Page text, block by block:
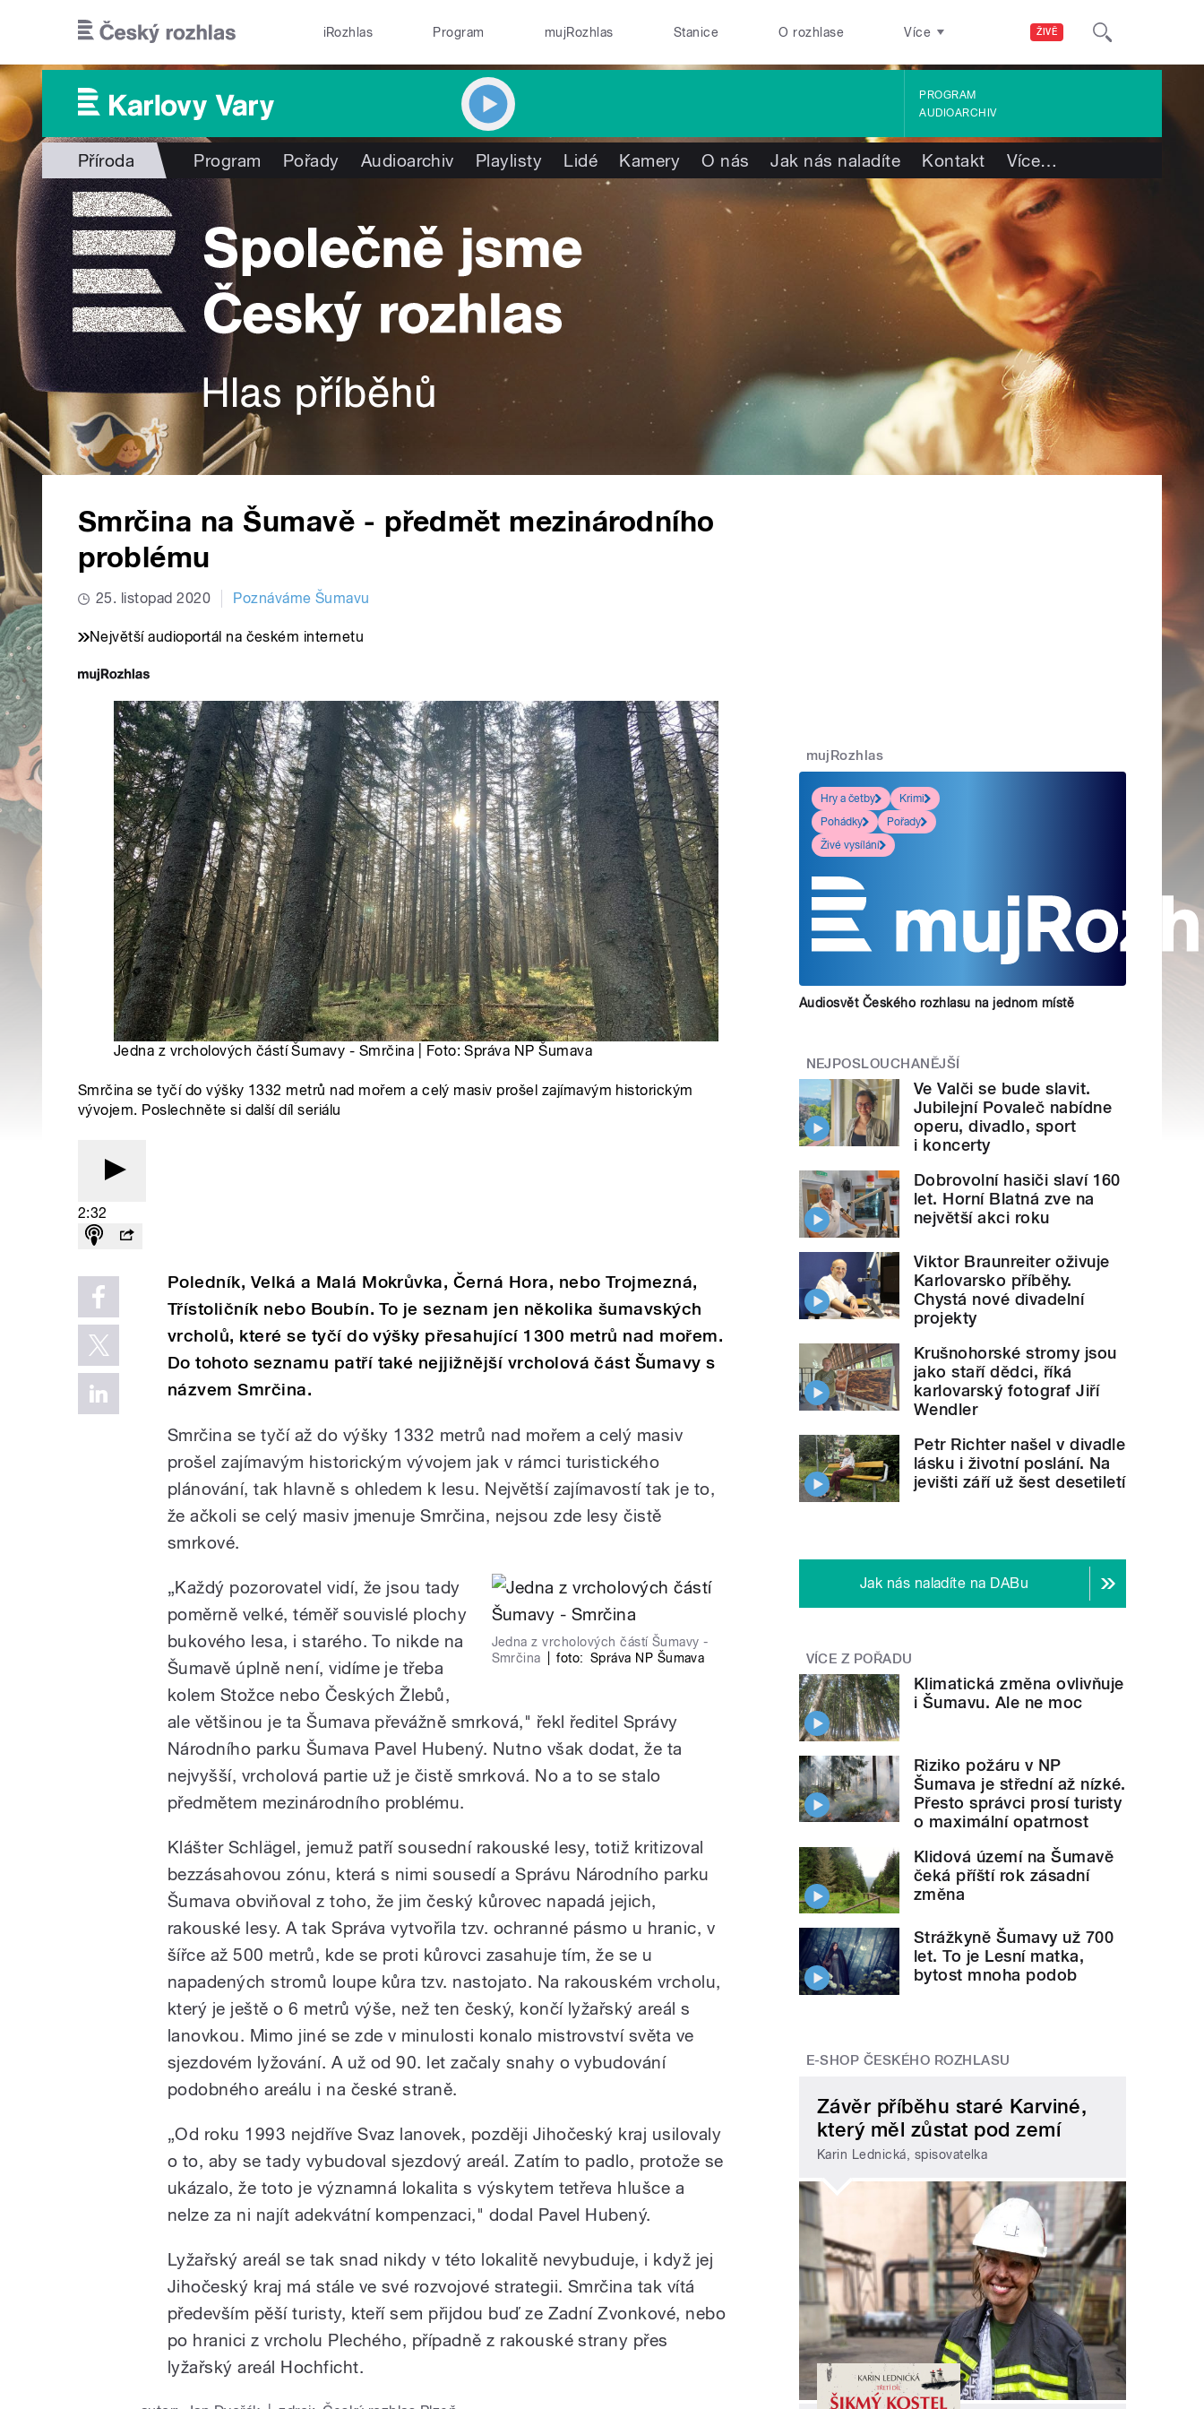
ŽIVĚ
iRozhlas Program mujRozhlas Stanice O rozhlase Více
PROGRAM
AUDIOARCHIV
Příroda Program Pořady Audioarchiv Playlisty Lidé Kamery O nás Jak nás naladíte Kontakt Více…
Smrčina na Šumavě - předmět mezinárodního
problému
25. listopad 2020 Poznáváme Šumavu
Největší audioportál na českém internetu
Jedna z vrcholových částí Šumavy - Smrčina | Foto: Správa NP Šumava
Smrčina se tyčí do výšky 1332 metrů nad mořem a celý masiv prošel zajímavým historickým
vývojem. Poslechněte si další díl seriálu
2:32
Poledník, Velká a Malá Mokrůvka, Černá Hora, nebo Trojmezná,
Třístoličník nebo Boubín. To je seznam jen několika šumavských
vrcholů, které se tyčí do výšky přesahující 1300 metrů nad mořem.
Do tohoto seznamu patří také nejjižnější vrcholová část Šumavy s
názvem Smrčina.
Smrčina se tyčí až do výšky 1332 metrů nad mořem a celý masiv
prošel zajímavým historickým vývojem jak v rámci turistického
plánování, tak hlavně s ohledem k lesu. Největší zajímavostí tak je to,
že ačkoli se celý masiv jmenuje Smrčina, nejsou zde lesy čistě
smrkové.
Jedna z vrcholových částí Šumavy -
Smrčina
foto: Správa NP Šumava
„Každý pozorovatel vidí, že jsou tady
poměrně velké, téměř souvislé plochy
bukového lesa, i starého. To nikde na
Šumavě úplně není, vidíme je třeba
kolem Stožce nebo Českých Žlebů,
ale většinou je ta Šumava převážně smrková," řekl ředitel Správy
Národního parku Šumava Pavel Hubený. Nutno však dodat, že ta
nejvyšší, vrcholová partie už je čistě smrková. No a to se stalo
předmětem mezinárodního problému.
Klášter Schlägel, jemuž patří sousední rakouské lesy, totiž kritizoval
bezzásahovou zónu, která s nimi sousedí a Správu Národního parku
Šumava obviňoval z toho, že jim český kůrovec napadá jejich,
rakouské lesy. A tak Správa vytvořila tzv. ochranné pásmo u hranic, v
šířce až 500 metrů, kde se proti kůrovci zasahuje tím, že se u
napadených stromů loupe kůra tzv. nastojato. Na rakouském vrcholu,
který je ještě o 6 metrů výše, než ten český, končí lyžařský areál s
lanovkou. Mimo jiné se zde v minulosti konalo mistrovství světa ve
sjezdovém lyžování. A už od 90. let začaly snahy o vybudování
podobného areálu i na české straně.
„Od roku 1993 nejdříve Svaz lanovek, později Jihočeský kraj usilovaly
o to, aby se tady vybudoval sjezdový areál. Zatím to padlo, protože se
ukázalo, že toto je významná lokalita s výskytem tetřeva hlušce a
nelze za ni najít adekvátní kompenzaci," dodal Pavel Hubený.
Lyžařský areál se tak snad nikdy v této lokalitě nevybuduje, i když jej
Jihočeský kraj má stále ve své rozvojové strategii. Smrčina tak vítá
především pěší turisty, kteří sem přijdou buď ze Zadní Zvonkové, nebo
po hranici z vrcholu Plechého, případně z rakouské strany přes
lyžařský areál Hochficht.
mujRozhlas
Hry a četby
Krimi
Pohádky
Pořady
Živé vysílání
Audiosvět Českého rozhlasu na jednom místě
NEJPOSLOUCHANĚJŠÍ
Ve Valči se bude slavit.
Jubilejní Povaleč nabídne
operu, divadlo, sport
i koncerty
Dobrovolní hasiči slaví 160
let. Horní Blatná zve na
největší akci roku
Viktor Braunreiter oživuje
Karlovarsko příběhy.
Chystá nové divadelní
projekty
Krušnohorské stromy jsou
jako staří dědci, říká
karlovarský fotograf Jiří
Wendler
Petr Richter našel v divadle
lásku i životní poslání. Na
jevišti září už šest desetiletí
Jak nás naladíte na DABu
VÍCE Z POŘADU
Klimatická změna ovlivňuje
i Šumavu. Ale ne moc
Riziko požáru v NP
Šumava je střední až nízké.
Přesto správci prosí turisty
o maximální opatrnost
Klidová území na Šumavě
čeká příští rok zásadní
změna
Strážkyně Šumavy už 700
let. To je Lesní matka,
bytost mnoha podob
E-SHOP ČESKÉHO ROZHLASU
Závěr příběhu staré Karviné,
který měl zůstat pod zemí
Karin Lednická, spisovatelka